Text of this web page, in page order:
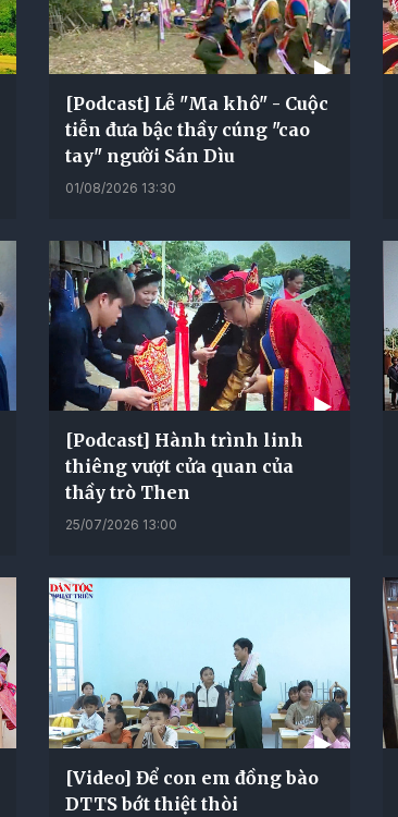
[Podcast] Lễ "Ma khô" - Cuộc
tiễn đưa bậc thầy cúng "cao
tay" người Sán Dìu
01/08/2026 13:30
[Podcast] Hành trình linh
thiêng vượt cửa quan của
thầy trò Then
25/07/2026 13:00
[Video] Để con em đồng bào
DTTS bớt thiệt thòi